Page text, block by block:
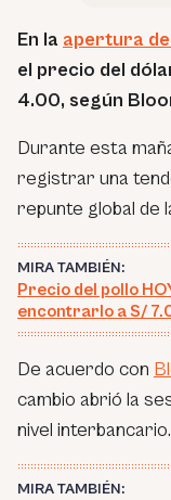
En la apertura
el precio del
4.00, según
Durante esta
registrar una
repunte global de
MIRA TAMBIÉN:
Precio del pollo
encontrarlo a S/
De acuerdo con
cambio abrió la
nivel interbancario.
MIRA TAMBIÉN: